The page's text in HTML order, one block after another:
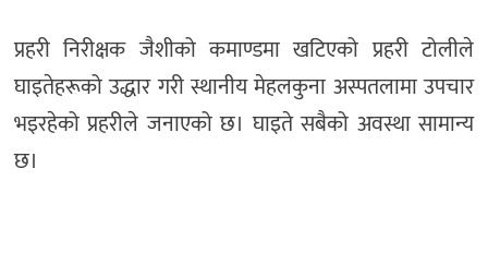
प्रहरी निरीक्षक जैशीको कमाण्डमा खटिएको प्रहरी टोलीले
घाइतेहरूको उद्धार गरी स्थानीय मेहलकुना अस्पतलामा उपचार
भइरहेको प्रहरीले जनाएको छ। घाइते सबैको अवस्था सामान्य
छ।